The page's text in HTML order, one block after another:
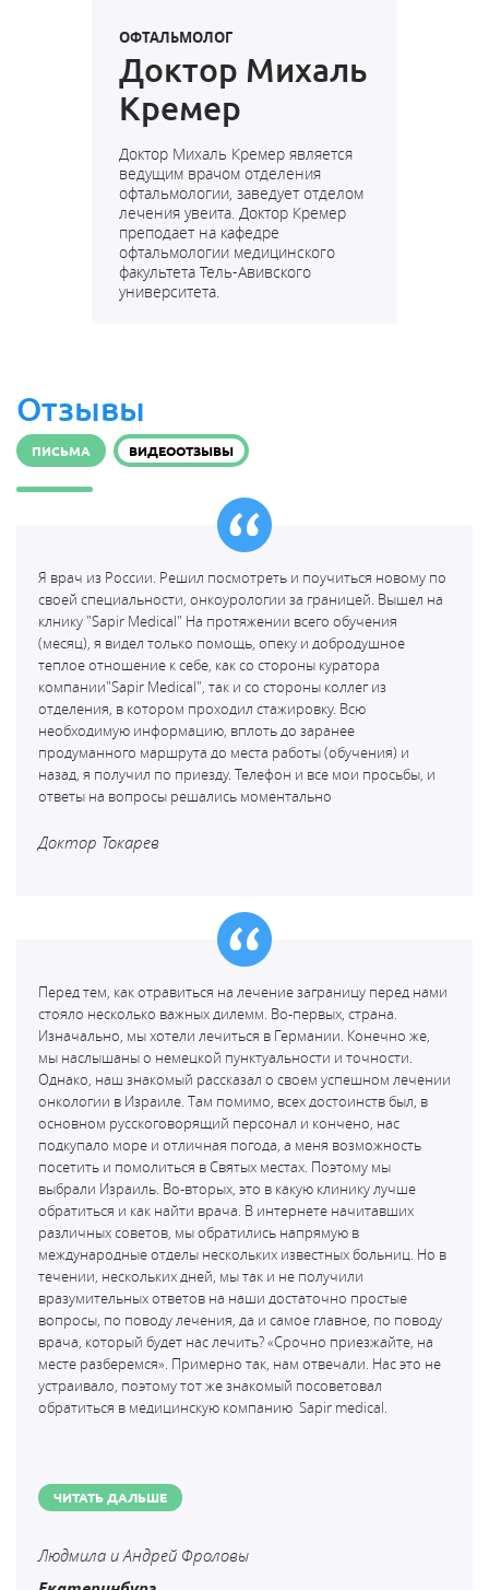
ОФТАЛЬМОЛОГ
Доктор Михаль
Кремер
Доктор Михаль Кремер является
ведущим врачом отделения
офтальмологии, заведует отделом
лечения увеита. Доктор Кремер
преподает на кафедре
офтальмологии медицинского
факультета Тель-Авивского
университета.
Отзывы
ПИСЬМА ВИДЕООТЗЫВЫ
Я врач из России. Решил посмотреть и поучиться новому по
своей специальности, онкоурологии за границей. Вышел на
клнику "Sapir Medical" На протяжении всего обучения
(месяц), я видел только помощь, опеку и добродушное
теплое отношение к себе, как со стороны куратора
компании"Sapir Medical", так и со стороны коллег из
отделения, в котором проходил стажировку. Всю
необходимую информацию, вплоть до заранее
продуманного маршрута до места работы (обучения) и
назад, я получил по приезду. Телефон и все мои просьбы, и
ответы на вопросы решались моментально
Доктор Токарев
Перед тем, как отравиться на лечение заграницу перед нами
стояло несколько важных дилемм. Во-первых, страна.
Изначально, мы хотели лечиться в Германии. Конечно же,
мы наслышаны о немецкой пунктуальности и точности.
Однако, наш знакомый рассказал о своем успешном лечении
онкологии в Израиле. Там помимо, всех достоинств был, в
основном русскоговорящий персонал и кончено, нас
подкупало море и отличная погода, а меня возможность
посетить и помолиться в Святых местах. Поэтому мы
выбрали Израиль. Во-вторых, это в какую клинику лучше
обратиться и как найти врача. В интернете начитавших
различных советов, мы обратились напрямую в
международные отделы нескольких известных больниц. Но в
течении, нескольких дней, мы так и не получили
вразумительных ответов на наши достаточно простые
вопросы, по поводу лечения, да и самое главное, по поводу
врача, который будет нас лечить? «Срочно приезжайте, на
месте разберемся». Примерно так, нам отвечали. Нас это не
устраивало, поэтому тот же знакомый посоветовал
обратиться в медицинскую компанию Sapir medical.
ЧИТАТЬ ДАЛЬШЕ
Людмила и Андрей Фроловы